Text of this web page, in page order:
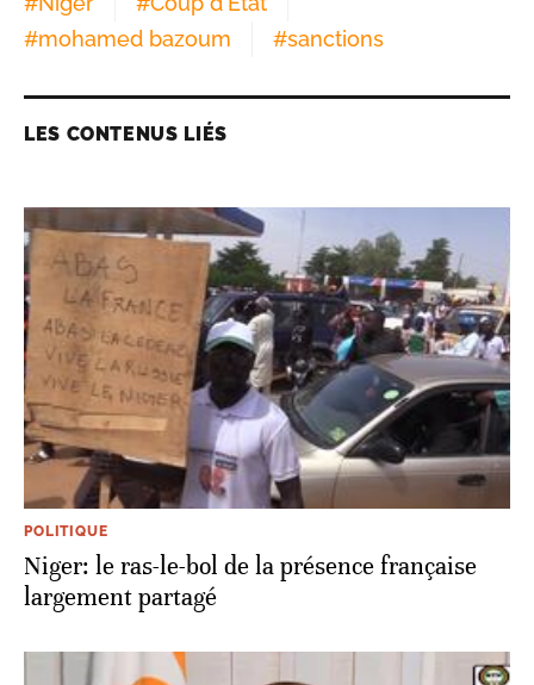
#mohamed bazoum #sanctions
LES CONTENUS LIÉS
POLITIQUE
Niger: le ras-le-bol de la présence française
largement partagé